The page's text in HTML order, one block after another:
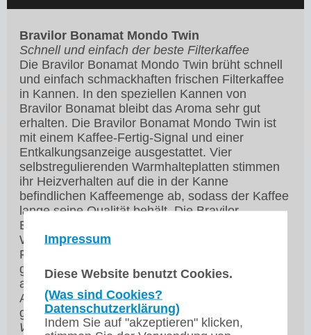
Impressum
Diese Website benutzt Cookies.
(Was sind Cookies?
Datenschutzerklärung)
Indem Sie auf "akzeptieren" klicken,
Bravilor Bonamat Mondo Twin
Schnell und einfach der beste Filterkaffee
Die Bravilor Bonamat Mondo Twin brüht schnell
und einfach schmackhaften frischen Filterkaffee
in Kannen. In den speziellen Kannen von
Bravilor Bonamat bleibt das Aroma sehr gut
erhalten. Die Bravilor Bonamat Mondo Twin ist
mit einem Kaffee-Fertig-Signal und einer
Entkalkungsanzeige ausgestattet. Vier
selbstregulierenden Warmhalteplatten stimmen
ihr Heizverhalten auf die in der Kanne
befindlichen Kaffeemenge ab, sodass der Kaffee
lange seine Qualität behält. Die Bravilor
Bonamat Mondo Twin braucht nicht an die
Wasserleitung angeschlossen zu werden. Die
Filterpfanne und das Gehäuse aus Edelstahl
gewährleisten ein stabiles, Qualität
ausstrahlendes Äußeres. In mehreren
Ausführungen erhältlich. Für alle Zwecke
geeignet.
Wahlweise : Konsole zur Wandmontage,